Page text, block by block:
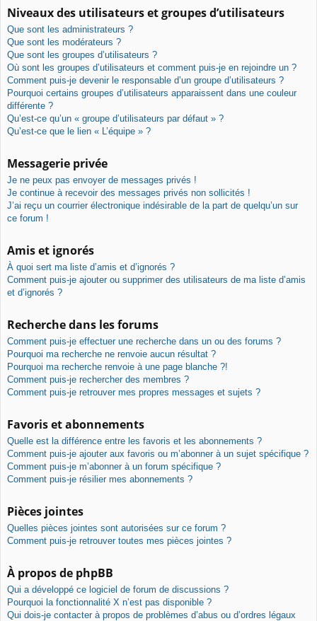
Niveaux des utilisateurs et groupes d’utilisateurs
Que sont les administrateurs ?
Que sont les modérateurs ?
Que sont les groupes d’utilisateurs ?
Où sont les groupes d’utilisateurs et comment puis-je en rejoindre un ?
Comment puis-je devenir le responsable d’un groupe d’utilisateurs ?
Pourquoi certains groupes d’utilisateurs apparaissent dans une couleur
différente ?
Qu’est-ce qu’un « groupe d’utilisateurs par défaut » ?
Qu’est-ce que le lien « L’équipe » ?
Messagerie privée
Je ne peux pas envoyer de messages privés !
Je continue à recevoir des messages privés non sollicités !
J’ai reçu un courrier électronique indésirable de la part de quelqu’un sur
ce forum !
Amis et ignorés
À quoi sert ma liste d’amis et d’ignorés ?
Comment puis-je ajouter ou supprimer des utilisateurs de ma liste d’amis
et d’ignorés ?
Recherche dans les forums
Comment puis-je effectuer une recherche dans un ou des forums ?
Pourquoi ma recherche ne renvoie aucun résultat ?
Pourquoi ma recherche renvoie à une page blanche ?!
Comment puis-je rechercher des membres ?
Comment puis-je retrouver mes propres messages et sujets ?
Favoris et abonnements
Quelle est la différence entre les favoris et les abonnements ?
Comment puis-je ajouter aux favoris ou m’abonner à un sujet spécifique ?
Comment puis-je m’abonner à un forum spécifique ?
Comment puis-je résilier mes abonnements ?
Pièces jointes
Quelles pièces jointes sont autorisées sur ce forum ?
Comment puis-je retrouver toutes mes pièces jointes ?
À propos de phpBB
Qui a développé ce logiciel de forum de discussions ?
Pourquoi la fonctionnalité X n’est pas disponible ?
Qui dois-je contacter à propos de problèmes d’abus ou d’ordres légaux